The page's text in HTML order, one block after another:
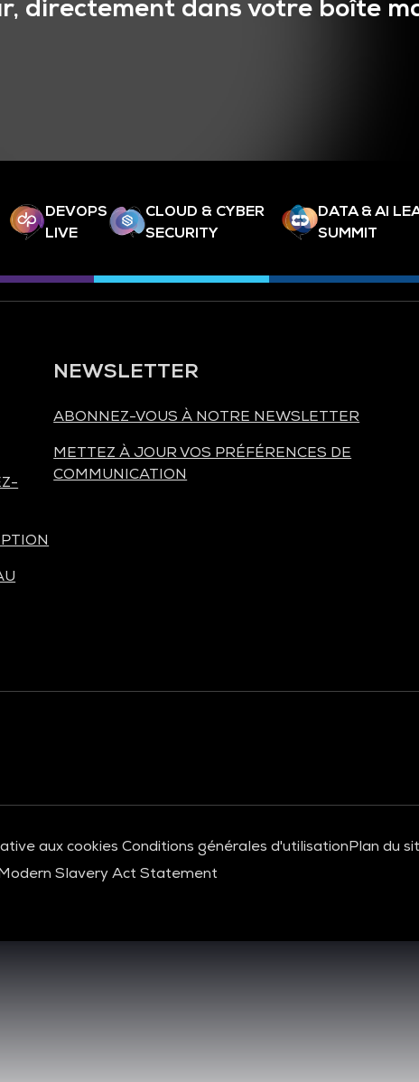
directement dans votre boîte
DEVOPS
LIVE
CLOUD & CYBER
SECURITY
DATA & AI
SUMMIT
NEWSLETTER
ABONNEZ-VOUS À NOTRE NEWSLETTER
METTEZ À JOUR VOS PRÉFÉRENCES DE
COMMUNICATION
aux cookies Conditions générales d'utilisationPlan du
Slavery Act Statement